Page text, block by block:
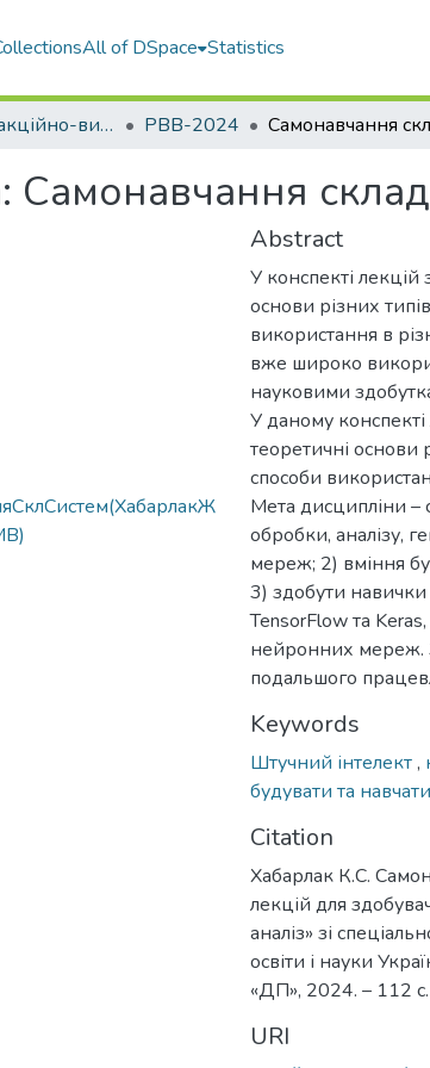
All of DSpace Statistics
Видання редакційно-видавничого відділу НТУ "Дніпровська політехніка" РВВ-2024
Самонавчання
Abstract
У конспекті
основи різних
використання в
вже широко
науковими
У даному
теоретичні
способи
Мета дисципліни –
обробки, аналізу,
мереж; 2) вміння
3) здобути
TensorFlow та
нейронних мереж.
подальшого
Keywords
Штучний інтелект,
будувати та
Citation
Хабарлак К.С.
лекцій для
аналіз» зі
освіти і науки
«ДП», 2024. – 112 с.
URI